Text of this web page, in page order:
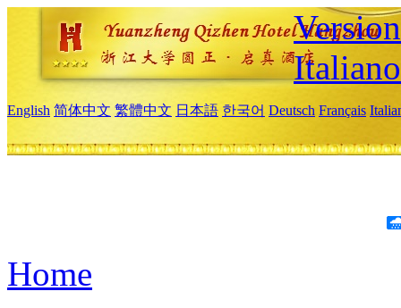
Italiano
English 简体中文 繁體中文 日本語 한국어 Deutsch Français
Home